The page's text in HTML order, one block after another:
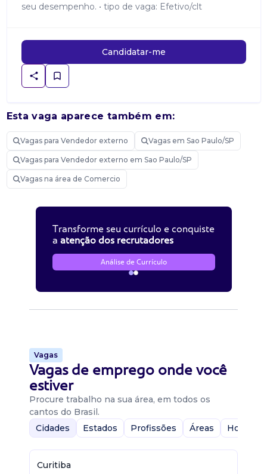
seu desempenho. • tipo de vaga: Efetivo/clt
Candidatar-me
Esta vaga aparece também em:
Vagas para Vendedor externo Vagas em Sao Paulo/SP
Vagas para Vendedor externo em Sao Paulo/SP
Vagas na área de Comercio
Transforme seu currículo e conquiste
a atenção dos recrutadores
Análise de Currículo
Vagas
Vagas de emprego onde você
estiver
Procure trabalho na sua área, em todos os
cantos do Brasil.
Cidades
Estados Profissões Áreas Home-
Curitiba